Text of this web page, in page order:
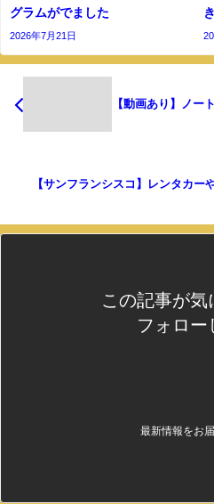
グラムがでました
2026年7月21日
【動画あり】ノー
【サンフランシスコ】レンタカー
この記事が気
フォロー
最新情報をお